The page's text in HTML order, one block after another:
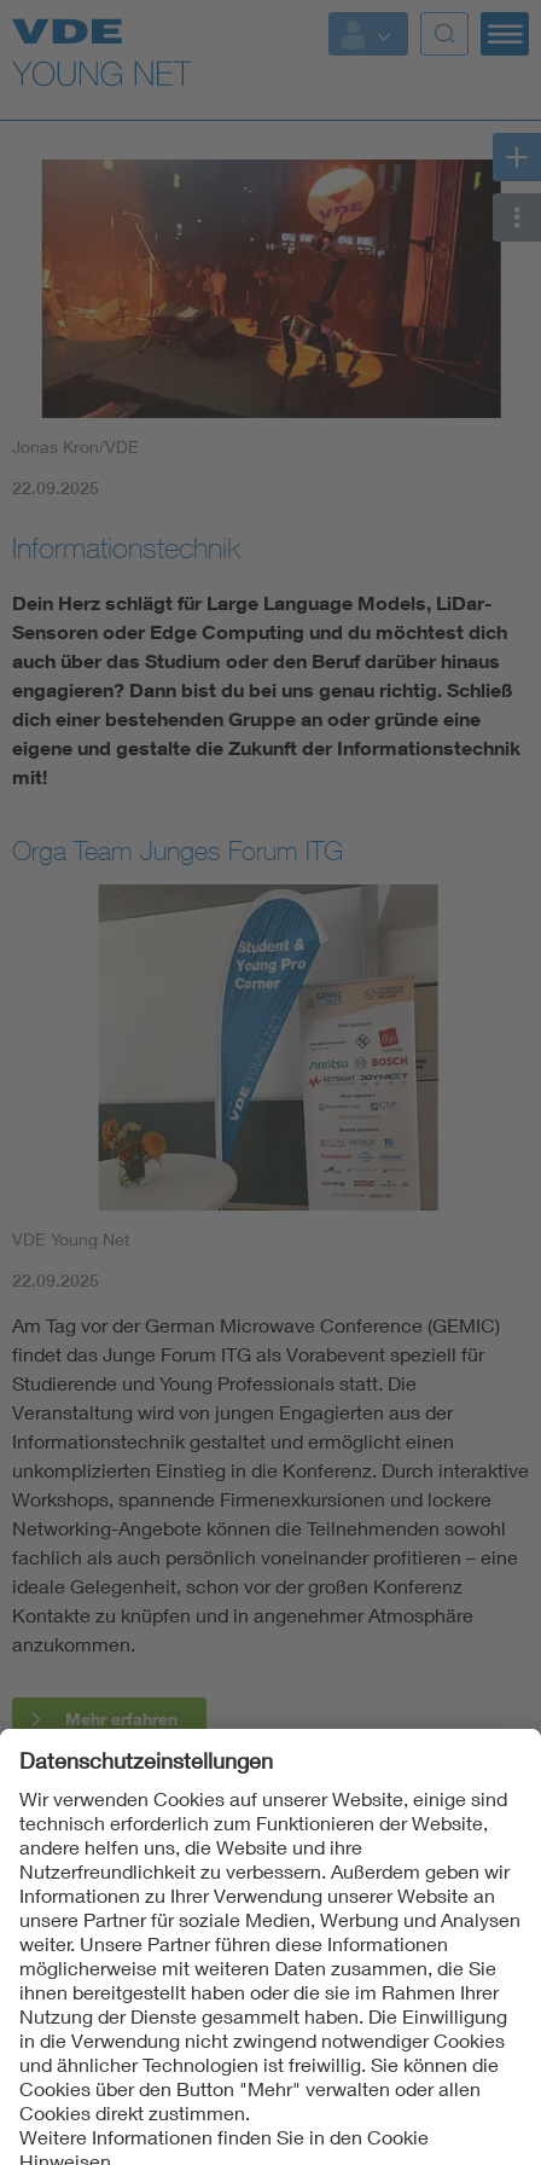
Top Themen
Fokusthemen
AI & Digital Trust
Health
Mobility
Electromobility
Energy efficiency
Energy storage
Functional safety
Jonas Kron/VDE
22.09.2025
Informationstechnik
Dein Herz schlägt für Large Language Models, LiDar-
Sensoren oder Edge Computing und du möchtest dich
auch über das Studium oder den Beruf darüber hinaus
engagieren? Dann bist du bei uns genau richtig. Schließ
dich einer bestehenden Gruppe an oder gründe eine
eigene und gestalte die Zukunft der Informationstechnik
mit!
Orga Team Junges Forum ITG
VDE Young Net
22.09.2025
Am Tag vor der German Microwave Conference (GEMIC)
findet das Junge Forum ITG als Vorabevent speziell für
Studierende und Young Professionals statt. Die
Veranstaltung wird von jungen Engagierten aus der
Informationstechnik gestaltet und ermöglicht einen
unkomplizierten Einstieg in die Konferenz. Durch interaktive
Workshops, spannende Firmenexkursionen und lockere
Networking-Angebote können die Teilnehmenden sowohl
fachlich als auch persönlich voneinander profitieren – eine
ideale Gelegenheit, schon vor der großen Konferenz
Kontakte zu knüpfen und in angenehmer Atmosphäre
anzukommen.
Mehr erfahren
Folgen Sie uns
Kontakte
Service
Impressum